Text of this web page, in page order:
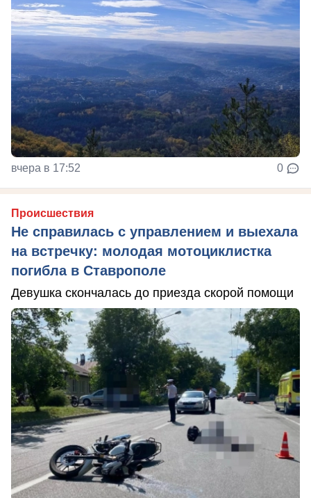
вчера в 17:52 0
Происшествия
Не справилась с управлением и выехала
на встречку: молодая мотоциклистка
погибла в Ставрополе
Девушка скончалась до приезда скорой помощи